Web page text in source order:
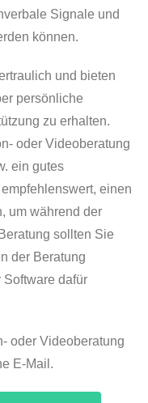
Signale und
können.
und bieten
persönliche
zu erhalten.
oder Videoberatung
ein gutes
einen
um während der
sollten Sie
der Beratung
dafür
oder Videoberatung
E-Mail.